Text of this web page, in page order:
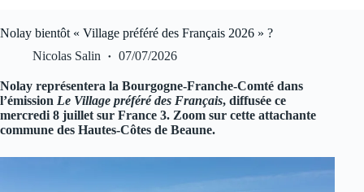
Nolay bientôt « Village préféré des Français 2026 » ?
Nicolas Salin
07/07/2026
Nolay représentera la Bourgogne-Franche-Comté dans
l’émission Le Village préféré des Français, diffusée ce
mercredi 8 juillet sur France 3. Zoom sur cette attachante
commune des Hautes-Côtes de Beaune.